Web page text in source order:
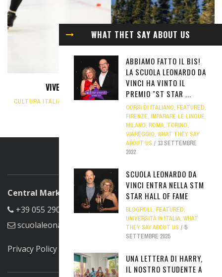
VIVERE MILANO DURANTE LE OLIMPIADI
CULTURA ITALIANA CURIOSITÀ,FEATURED
15 GENNAIO 2026
WHAT THET SAY ABOUT US
ABBIAMO FATTO IL BIS!
LA SCUOLA LEONARDO DA
VINCI HA VINTO IL
PREMIO "ST STAR ...
CORSI DI ITALIANO, FEATURED,
FIRENZE, IMPARARE LE LINGUE,
MILANO, ROMA, TORINO,
VIAREGGIO, WHAT THEY SAY
ABOUT US
13 SETTEMBRE
2022
SCUOLA LEONARDO DA
VINCI ENTRA NELLA STM
STAR HALL OF FAME
BLOGROLL, FEATURED,
UNIVERSITÀ IN ITALIA, WHAT
THEY SAY ABOUT US
5
SETTEMBRE 2025
UNA LETTERA DI HARRY,
IL NOSTRO STUDENTE A
Central Marketing Office
+39 055 290305
scuolaleonardo@scuolaleonardo.com
Privacy Policy
FIND US ON FACEBOOK